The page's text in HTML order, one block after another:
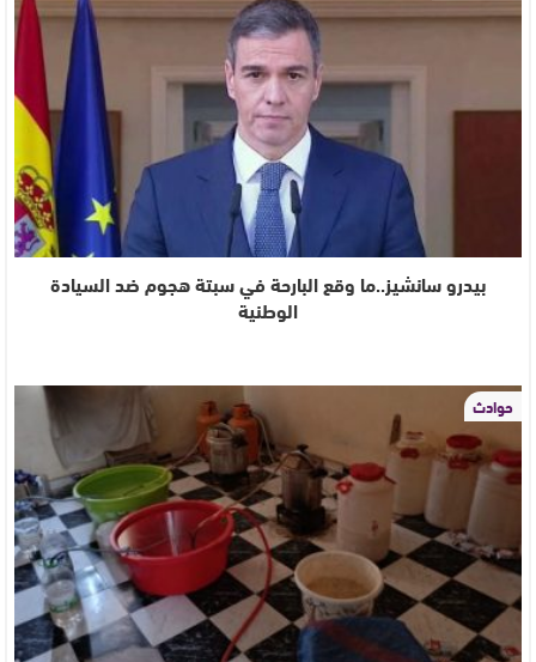
بيدرو سانشيز..ما وقع البارحة في سبتة هجوم ضد السيادة
الوطنية
حوادث